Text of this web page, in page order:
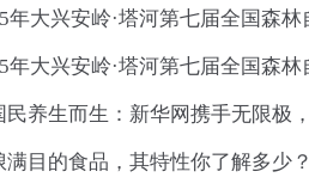
满目的食品，其特性你了解多少？